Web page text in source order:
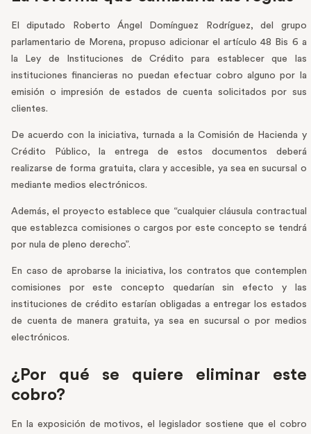
El diputado Roberto Ángel Domínguez Rodríguez, del grupo
parlamentario de Morena, propuso adicionar el artículo 48 Bis 6 a
la Ley de Instituciones de Crédito para establecer que las
instituciones financieras no puedan efectuar cobro alguno por la
emisión o impresión de estados de cuenta solicitados por sus
clientes.
De acuerdo con la iniciativa, turnada a la Comisión de Hacienda y
Crédito Público, la entrega de estos documentos deberá
realizarse de forma gratuita, clara y accesible, ya sea en sucursal o
mediante medios electrónicos.
Además, el proyecto establece que “cualquier cláusula contractual
que establezca comisiones o cargos por este concepto se tendrá
por nula de pleno derecho”.
En caso de aprobarse la iniciativa, los contratos que contemplen
comisiones por este concepto quedarían sin efecto y las
instituciones de crédito estarían obligadas a entregar los estados
de cuenta de manera gratuita, ya sea en sucursal o por medios
electrónicos.
¿Por qué se quiere eliminar este
cobro?
En la exposición de motivos, el legislador sostiene que el cobro